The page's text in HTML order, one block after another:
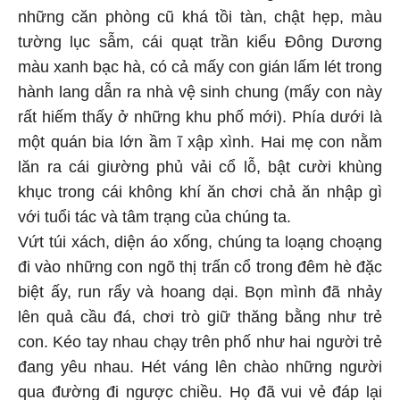
những căn phòng cũ khá tồi tàn, chật hẹp, màu
tường lục sẫm, cái quạt trần kiểu Đông Dương
màu xanh bạc hà, có cả mấy con gián lấm lét trong
hành lang dẫn ra nhà vệ sinh chung (mấy con này
rất hiếm thấy ở những khu phố mới). Phía dưới là
một quán bia lớn ầm ĩ xập xình. Hai mẹ con nằm
lăn ra cái giường phủ vải cổ lỗ, bật cười khùng
khục trong cái không khí ăn chơi chả ăn nhập gì
với tuổi tác và tâm trạng của chúng ta.
Vứt túi xách, diện áo xống, chúng ta loạng choạng
đi vào những con ngõ thị trấn cổ trong đêm hè đặc
biệt ấy, run rẩy và hoang dại. Bọn mình đã nhảy
lên quả cầu đá, chơi trò giữ thăng bằng như trẻ
con. Kéo tay nhau chạy trên phố như hai người trẻ
đang yêu nhau. Hét váng lên chào những người
qua đường đi ngược chiều. Họ đã vui vẻ đáp lại